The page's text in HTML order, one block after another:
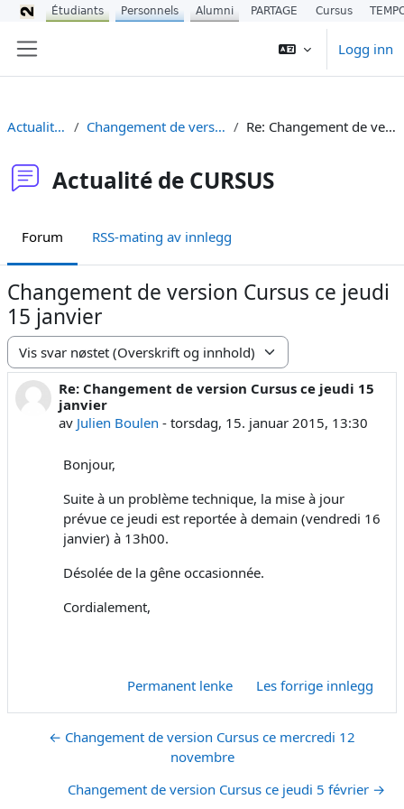
Logg inn
Actualité de CURSUS Changement de version Cursus ce jeudi 15 janvier Re: Changement de version Cursus ce jeudi 15 janvier
Actualité de CURSUS
Forum RSS-mating av innlegg
Changement de version Cursus ce jeudi
15 janvier
Visningsmodus
Re: Changement de version Cursus ce jeudi 15
janvier
av Julien Boulen -torsdag, 15. januar 2015, 13:30
Antall svar: 0
Bonjour,
Suite à un problème technique, la mise à jour
prévue ce jeudi est reportée à demain (vendredi 16
janvier) à 13h00.
Désolée de la gêne occasionnée.
Cordialement,
Permanent lenke Les forrige innlegg
← Changement de version Cursus ce mercredi 12
novembre
Changement de version Cursus ce jeudi 5 février →
Étudiants Personnels Alumni PARTAGE Cursus